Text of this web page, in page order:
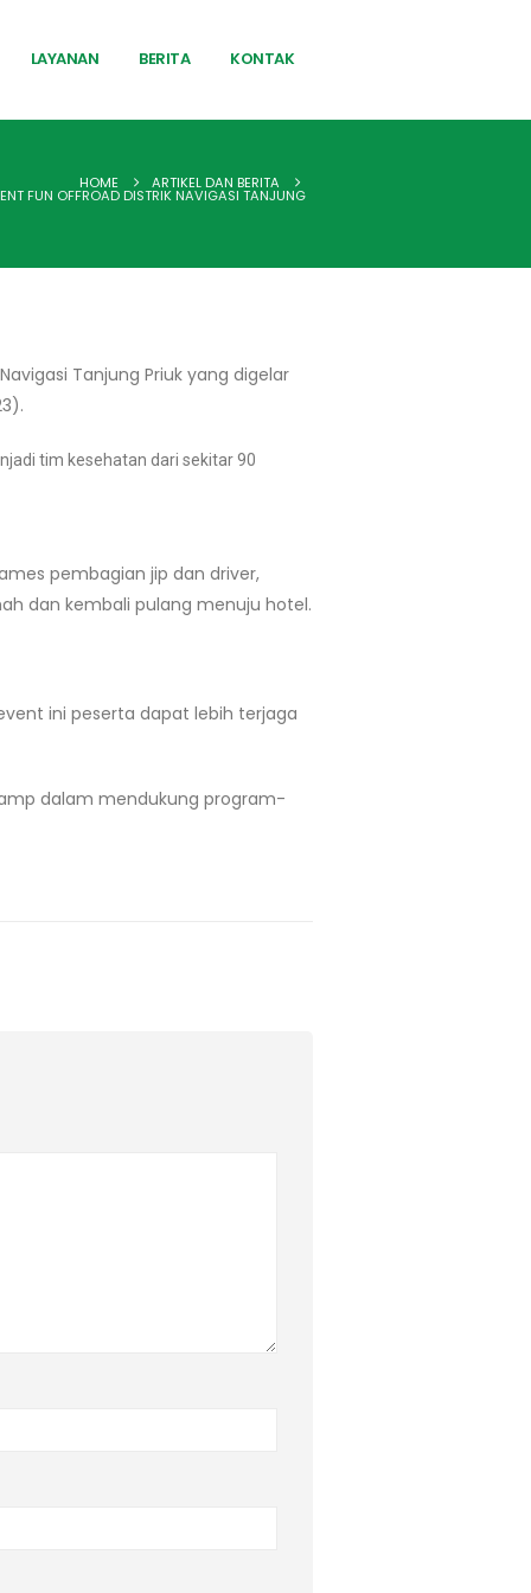
LAYANAN BERITA KONTAK
HOME ARTIKEL DAN BERITA
FUN OFFROAD DISTRIK NAVIGASI TANJUNG
Tanjung Priuk yang digelar
tim kesehatan dari sekitar 90
pembagian jip dan driver,
dan kembali pulang menuju hotel.
ini peserta dapat lebih terjaga
dalam mendukung program-